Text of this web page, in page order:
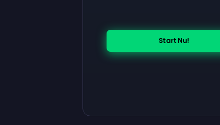
Start Nu!